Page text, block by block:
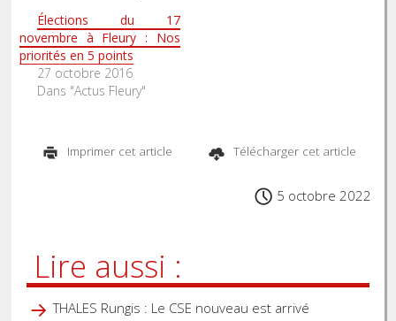
Élections du 17
novembre à Fleury : Nos
priorités en 5 points
27 octobre 2016
Dans "Actus Fleury"
Imprimer cet article Télécharger cet article
5 octobre 2022
Lire aussi :
THALES Rungis : Le CSE nouveau est arrivé